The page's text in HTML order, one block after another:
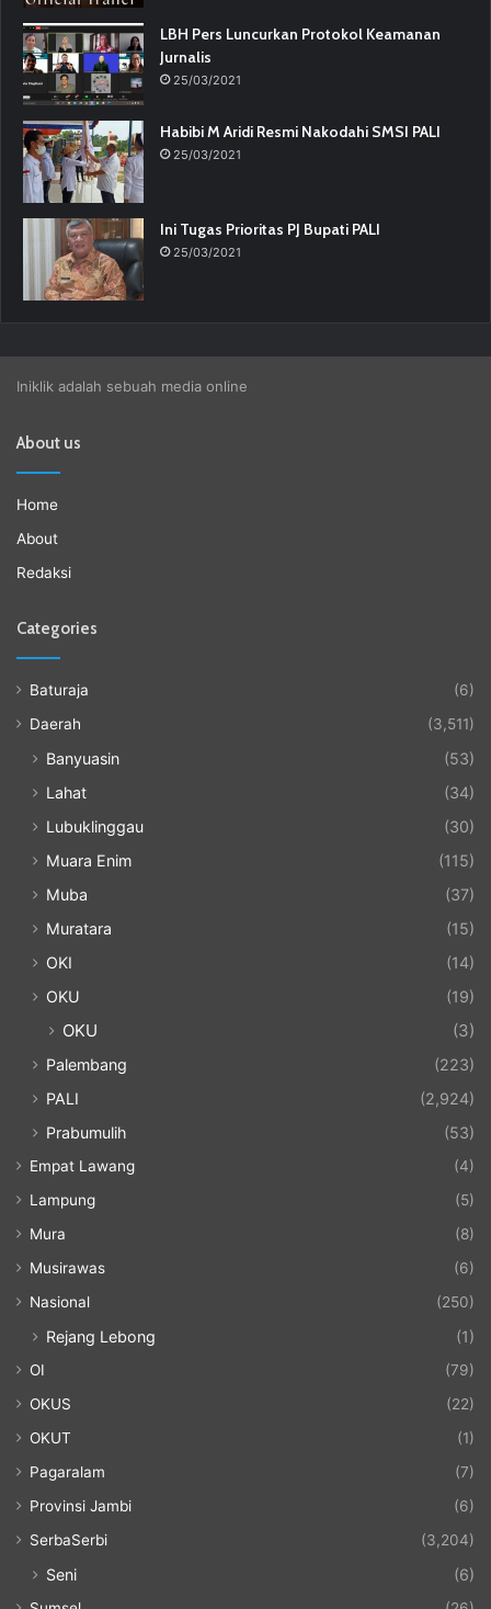
LBH Pers Luncurkan Protokol Keamanan
Jurnalis
25/03/2021
Habibi M Aridi Resmi Nakodahi SMSI PALI
25/03/2021
Ini Tugas Prioritas PJ Bupati PALI
25/03/2021
Iniklik adalah sebuah media online
About us
Home
About
Redaksi
Categories
Baturaja
(6)
Daerah
(3,511)
Banyuasin
(53)
Lahat
(34)
Lubuklinggau
(30)
Muara Enim
(115)
Muba
(37)
Muratara
(15)
OKI
(14)
OKU
(19)
OKU (3)
Palembang
(223)
PALI
(2,924)
Prabumulih
(53)
Empat Lawang
(4)
Lampung
(5)
Mura
(8)
Musirawas
(6)
Nasional
(250)
Rejang Lebong (1)
OI
(79)
OKUS
(22)
OKUT
(1)
Pagaralam
(7)
Provinsi Jambi
(6)
SerbaSerbi
(3,204)
Seni (6)